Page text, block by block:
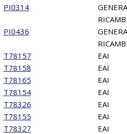
PI0314
PI0436
T78157
EAI
T78158
EAI
T78165
EAI
T78154
EAI
T78326
EAI
T78155
EAI
T78327
EAI